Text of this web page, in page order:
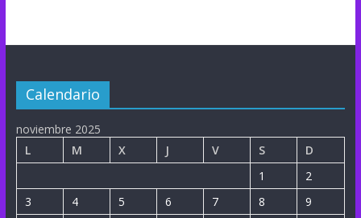
Calendario
noviembre 2025
L
M X J V S
D
1
2
3
4 5 6 7 8
9